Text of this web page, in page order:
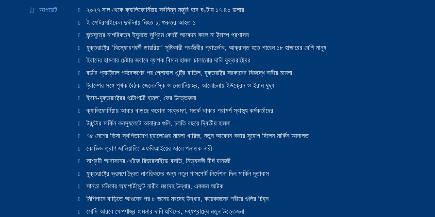
আপডেট :
২০২৭ সাল থেকে ক্যালিফোর্নিয়ায় সর্বনিম্ন মজুরি হবে ঘণ্টায় ১৭.৪০ ডলার
ই-মোটরসাইকেল দুর্ঘটনায় নিহত ১, গুরুতর আহত ১
জন্মসূত্রে নাগরিকত্ব ইস্যুতে সুপ্রিম কোর্টে আবেদন করল না ট্রাম্প প্রশাসন
যুক্তরাষ্ট্রে ‘বিস্ফোরণধর্মী ডায়রিয়া’ সৃষ্টিকারী পরজীবীর প্রাদুর্ভাব, আক্রান্ত হতে পারেন ১৮ হাজারের বেশি মানুষ
ইরানের হামলার চেষ্টার জবাবে ব্যাপক বিমান হামলা চালানোর দাবি যুক্তরাষ্ট্রের
বর্ডার প্যাট্রোল পর্যবেক্ষণের পর গ্লোবাল এন্ট্রি বাতিল, যুক্তরাষ্ট্র সরকারের বিরুদ্ধে নারীর মামলা
ট্রাম্পের সঙ্গে পৃথক বৈঠক জেলেনস্কি ও নেতানিয়াহুর, আলোচনায় ইউক্রেন ও ইরান যুদ্ধ
ইরান-যুক্তরাষ্ট্রের পাল্টাপাল্টি হামলা, ফের উত্তেজনা
ক্যালিফোর্নিয়ায় আবার বাড়ছে করোনা সংক্রমণ, সতর্ক থাকার পরামর্শ স্বাস্থ্য কর্মকর্তাদের
টরন্টোর মার্কিন কনস্যুলেটে আবারও গুলি, চলতি বছরে দ্বিতীয় হামলা
৭৫ দেশের ভিসা স্থগিতাদেশ চ্যালেঞ্জের মামলা খারিজ, নতুন আবেদন করার সুযোগ দিলেন মার্কিন আদালত
কোভিড ত্রাণ জালিয়াতি: এফবিআইয়ের জালে পলাতক নারী
সাশ্রয়ী আবাসনের খোঁজে রিভারসাইডে বসতি, নিত্যসঙ্গী দীর্ঘ যানজট
যুক্তরাষ্ট্রে ভ্রমণে দ্বৈত নাগরিকদের জন্য নতুন পাসপোর্ট নির্দেশনা দিল মার্কিন দূতাবাস
সান্তা মনিকার অ্যাপার্টমেন্টে নারীর মরদেহ উদ্ধার, একজন আটক
মিশিগানে বাড়িতে আগুনের পর ৮ জনের মরদেহ উদ্ধার, কয়েকজনের শরীরে গুলির চিহ্ন
সৌদি আরবে ক্ষেপণাস্ত্র হামলার দাবি হুথিদের, মধ্যপ্রাচ্যে নতুন উত্তেজনা